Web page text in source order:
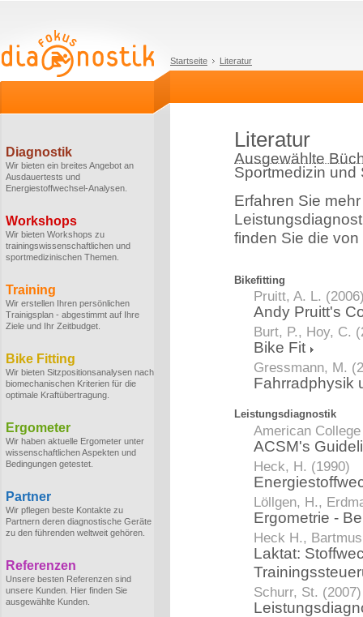
Startseite Literatur
Diagnostik
Wir bieten ein breites Angebot an
Ausdauertests und
Energiestoffwechsel-Analysen.
Workshops
Wir bieten Workshops zu
trainingswissenschaftlichen und
sportmedizinischen Themen.
Training
Wir erstellen Ihren persönlichen
Trainigsplan - abgestimmt auf Ihre
Ziele und Ihr Zeitbudget.
Bike Fitting
Wir bieten Sitzpositionsanalysen nach
biomechanischen Kriterien für die
optimale Kraftübertragung.
Ergometer
Wir haben aktuelle Ergometer unter
wissenschaftlichen Aspekten und
Bedingungen getestet.
Partner
Wir pflegen beste Kontakte zu
Partnern deren diagnostische Geräte
zu den führenden weltweit gehören.
Referenzen
Unsere besten Referenzen sind
unsere Kunden. Hier finden Sie
ausgewählte Kunden.
Literatur
Ausgewählte
Sportmedizin und
Erfahren Sie
finden Sie die
Bikefitting
Pruitt, A. L.
Andy Pruitt's
Burt, P., Hoy, C.
Bike Fit
Gressmann, M.
Fahrradphysik
Leistungsdiagnostik
American
ACSM's
Heck, H. (1990)
Löllgen, H.,
Ergometrie -
Heck H.,
Laktat:
Schurr, St. (2007)